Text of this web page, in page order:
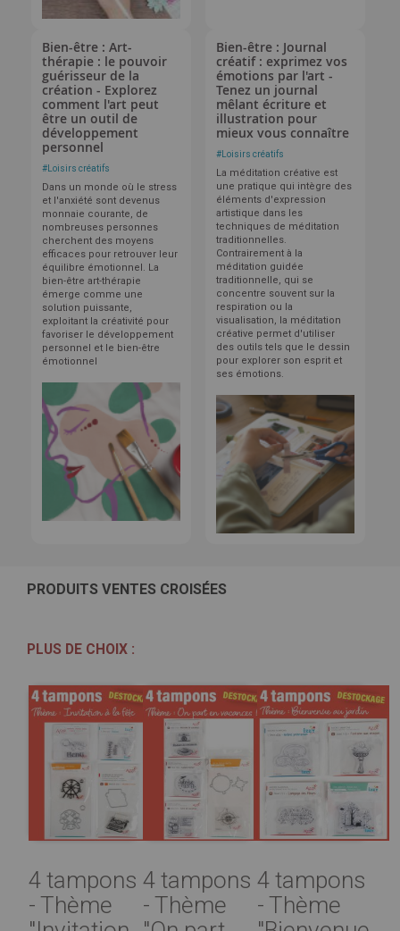
Bien-être : Art-
thérapie : le pouvoir
guérisseur de la
création - Explorez
comment l'art peut
être un outil de
développement
personnel
# Loisirs créatifs
Dans un monde où le stress
et l'anxiété sont devenus
monnaie courante, de
nombreuses personnes
cherchent des moyens
efficaces pour retrouver leur
équilibre émotionnel. La
bien-être art-thérapie
émerge comme une
solution puissante,
exploitant la créativité pour
favoriser le développement
personnel et le bien-être
émotionnel
Bien-être : Journal
créatif : exprimez vos
émotions par l'art -
Tenez un journal
mêlant écriture et
illustration pour
mieux vous connaître
#Loisirs créatifs
La méditation créative est
une pratique qui intègre des
éléments d'expression
artistique dans les
techniques de méditation
traditionnelles.
Contrairement à la
méditation guidée
traditionnelle, qui se
concentre souvent sur la
respiration ou la
visualisation, la méditation
créative permet d'utiliser
des outils tels que le dessin
pour explorer son esprit et
ses émotions.
PRODUITS VENTES CROISÉES
PLUS DE CHOIX :
4 tampons
- Thème
4 tampons
- Thème
4 tampons
- Thème